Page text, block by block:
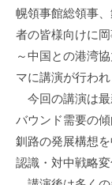
幌領事館総領事
者の皆様向けに
～中国との港湾
マに講演が行われ
今回の講演は最
バウンド需要の
釧路の発展構想
認識・対中戦略